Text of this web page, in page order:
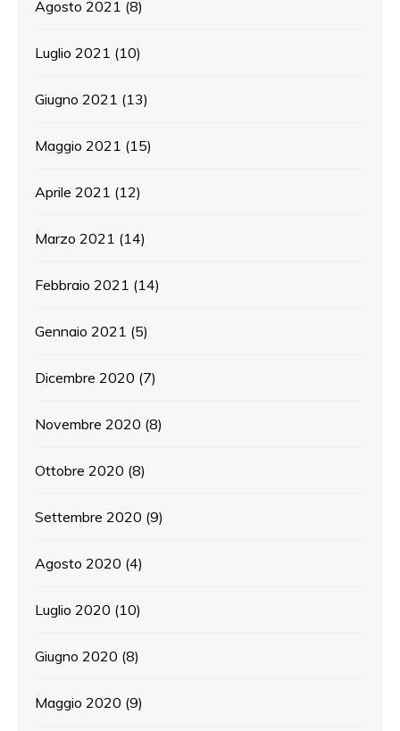
Agosto 2021 (8)
Luglio 2021 (10)
Giugno 2021 (13)
Maggio 2021 (15)
Aprile 2021 (12)
Marzo 2021 (14)
Febbraio 2021 (14)
Gennaio 2021 (5)
Dicembre 2020 (7)
Novembre 2020 (8)
Ottobre 2020 (8)
Settembre 2020 (9)
Agosto 2020 (4)
Luglio 2020 (10)
Giugno 2020 (8)
Maggio 2020 (9)